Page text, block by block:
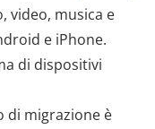
video, musica e
e iPhone.
di dispositivi
di migrazione è